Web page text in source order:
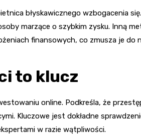
błyskawicznego wzbogacenia
marzące o szybkim zysku. Inną
finansowych, co zmusza je do
to klucz
online. Podkreśla, że
Kluczowe jest dokładne
w razie wątpliwości.